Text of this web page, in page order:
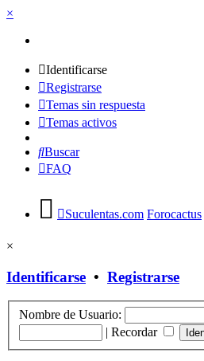
×
Identificarse
Registrarse
Temas sin respuesta
Temas activos
Buscar
FAQ
Suculentas.com Forocactus
×
Identificarse • Registrarse
Nombre de Usuario:
| Recordar